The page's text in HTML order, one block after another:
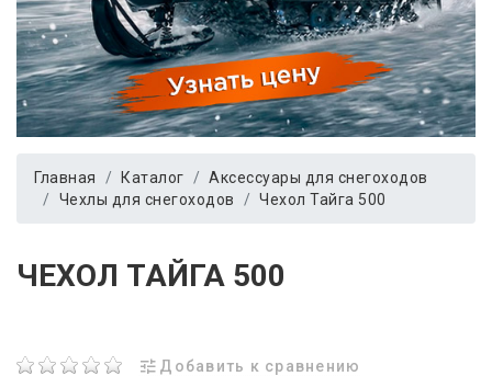
Главная Каталог
Аксессуары для снегоходов
Чехлы для снегоходов
Чехол Тайга 500
ЧЕХОЛ ТАЙГА 500
Добавить к сравнению